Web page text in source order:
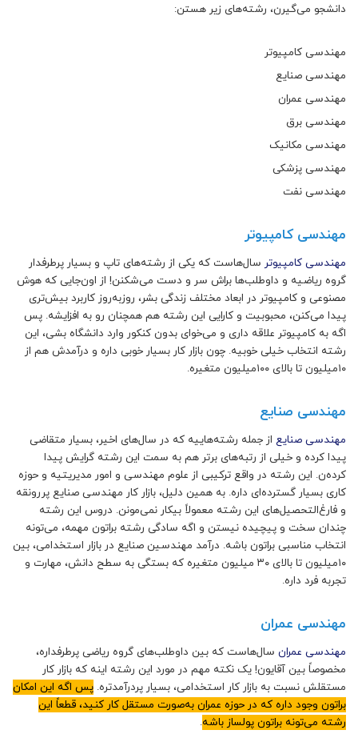
دانشجو می‌گیرن، رشته‌های زیر هستن:
مهندسی کامپیوتر
مهندسی صنایع
مهندسی عمران
مهندسی برق
مهندسی مکانیک
مهندسی پزشکی
مهندسی نفت
مهندسی کامپیوتر
مهندسی کامپیوتر سال‌هاست که یکی از رشته‌های تاپ و بسیار پرطرفدار
گروه ریاضیه و داوطلب‌ها براش سر و دست می‌شکنن! از اون‌جایی که هوش
مصنوعی و کامپیوتر در ابعاد مختلف زندگی بشر، روزبه‌روز کاربرد بیش‌تری
پیدا می‌کنن، محبوبیت و کارایی این رشته هم همچنان رو به افزایشه. پس
اگه به کامپیوتر علاقه داری و می‌خوای بدون‌ کنکور وارد دانشگاه بشی، این
رشته انتخاب خیلی خوبیه. چون بازار کار بسیار خوبی داره و درآمدش هم از
۱۰میلیون تا بالای ۱۰۰میلیون متغیره.
مهندسی صنایع
مهندسی صنایع از جمله رشته‌هاییه که در سال‌های اخیر، بسیار متقاضی
پیدا کرده و خیلی از رتبه‌های برتر هم به سمت این رشته گرایش پیدا
کرده‌ن. این رشته در واقع ترکیبی از علوم مهندسی و امور مدیریتیه و حوزه
کاری بسیار گسترده‌ای داره. به همین دلیل، بازار کار مهندسی صنایع پررونقه
و فارغ‌التحصیل‌‌های این رشته معمولاً بیکار نمی‌مونن. دروس این رشته
چندان سخت و پیچیده نیستن و اگه سادگی رشته براتون مهمه، می‌تونه
انتخاب مناسبی براتون باشه. درآمد مهندسین صنایع در بازار استخدامی، بین
۱۰میلیون تا بالای ۳۰ میلیون متغیره که بستگی به سطح دانش، مهارت و
تجربه فرد داره.
مهندسی عمران
مهندسی عمران سال‌هاست که بین داوطلب‌های گروه ریاضی پرطرفداره،
مخصوصاً بین آقایون! یک نکته مهم در مورد این رشته اینه که بازار کار
مستقلش نسبت به بازار کار استخدامی، بسیار پردرآمدتره. پس اگه این امکان
براتون وجود داره که در حوزه عمران به‌صورت مستقل کار کنید، قطعاً این
رشته می‌تونه براتون پولساز باشه.